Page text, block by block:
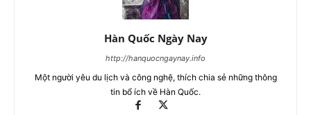
Hàn Quốc Ngày Nay
http://hanquocngaynay.info
Một người yêu du lịch và công nghệ, thích chia sẻ những thông
tin bổ ích về Hàn Quốc.